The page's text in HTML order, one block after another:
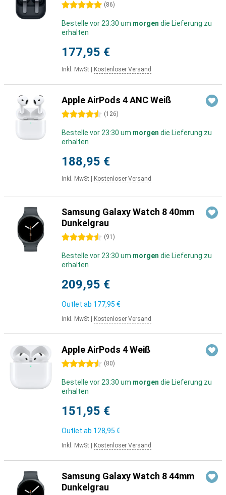
5 Sterne (86)
Bestelle vor 23:30 um morgen die Lieferung zu
erhalten
177,95 €
Inkl. MwSt Kostenloser Versand
Apple AirPods 4 ANC Weiß
4.5 Sterne (126)
Bestelle vor 23:30 um morgen die Lieferung zu
erhalten
188,95 €
Inkl. MwSt Kostenloser Versand
Samsung Galaxy Watch 8 40mm
Dunkelgrau
4.5 Sterne (91 )
Bestelle vor 23:30 um morgen die Lieferung zu
erhalten
209,95 €
Outlet ab 177,95 €
Inkl. MwSt Kostenloser Versand
Apple AirPods 4 Weiß
4.5 Sterne (80)
Bestelle vor 23:30 um morgen die Lieferung zu
erhalten
151,95 €
Outlet ab 128,95 €
Inkl. MwSt Kostenloser Versand
Samsung Galaxy Watch 8 44mm
Dunkelgrau